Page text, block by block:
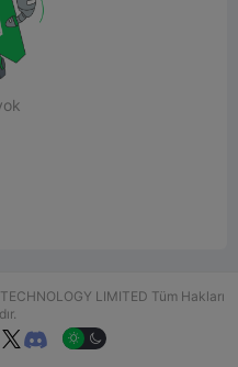
LIMITED Tüm Hakları
 